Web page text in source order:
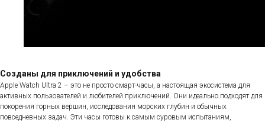
Созданы для приключений и удобства
Apple Watch Ultra 2 – это не просто смарт-часы, а настоящая экосистема для
активных пользователей и любителей приключений. Они идеально подходят для
покорения горных вершин, исследования морских глубин и обычных
повседневных задач. Эти часы готовы к самым суровым испытаниям,